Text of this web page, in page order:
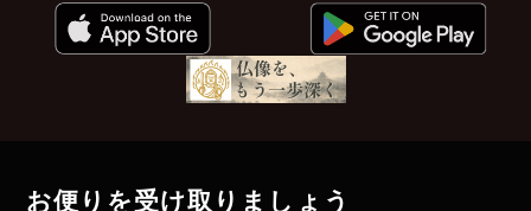
お便りを受け取りましょう